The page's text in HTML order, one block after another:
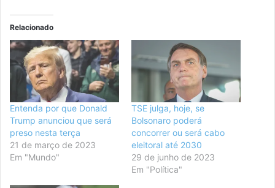
Relacionado
Entenda por que Donald
Trump anunciou que será
preso nesta terça
21 de março de 2023
Em "Mundo"
TSE julga, hoje, se
Bolsonaro poderá
concorrer ou será cabo
eleitoral até 2030
29 de junho de 2023
Em "Política"